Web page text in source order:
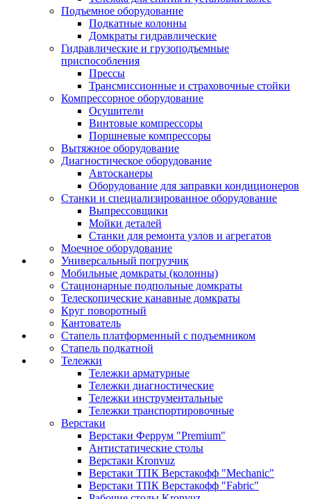
Подъемное оборудование
Подкатные колонны
Домкраты гидравлические
Гидравлические и грузоподъемные
приспособления
Прессы
Трансмиссионные и страховочные стойки
Компрессорное оборудование
Осушители
Винтовые компрессоры
Поршневые компрессоры
Вытяжное оборудование
Диагностическое оборудование
Автосканеры
Оборудование для заправки кондиционеров
Станки и специализированное оборудование
Выпрессовщики
Мойки деталей
Станки для ремонта узлов и агрегатов
Моечное оборудование
Универсальный погрузчик
Мобильные домкраты (колонны)
Стационарные подпольные домкраты
Телескопические канавные домкраты
Круг поворотный
Кантователь
Стапель платформенный с подъемником
Стапель подкатной
Тележки
Тележки арматурные
Тележки диагностические
Тележки инструментальные
Тележки транспортировочные
Верстаки
Верстаки Феррум "Premium"
Антистатические столы
Верстаки Kronvuz
Верстаки ТПК Верстакофф "Mechanic"
Верстаки ТПК Верстакофф "Fabric"